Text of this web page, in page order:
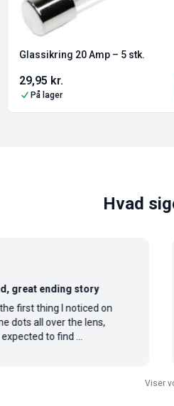
Glassikring 20 Amp – 5 stk.
29,95 kr.
På lager
Hvad
ending story
thing I noticed on
all over the lens,
to find ...
Viser